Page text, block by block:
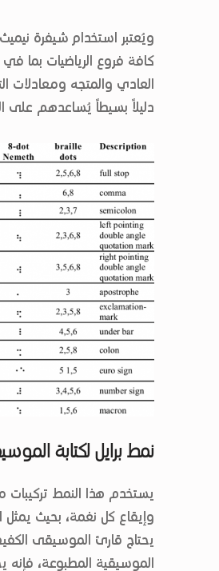
ويُعتبر استخدام شيفرة
كافة فروع الرياضيات بما
العادي والمتجه ومعادلات
دليلاً بسيطاً يُساعدهم على
نمط برايل لكتابة
يستخدم هذا النمط تركيبات
وإيقاع كل نغمة، بحيث يمثل
يحتاج قارئ الموسيقى
الموسيقية المطبوعة، فإنه